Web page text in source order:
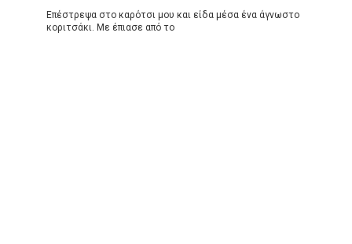
Επέστρεψα στο καρότσι μου και είδα μέσα ένα άγνωστο
κοριτσάκι. Με έπιασε από το